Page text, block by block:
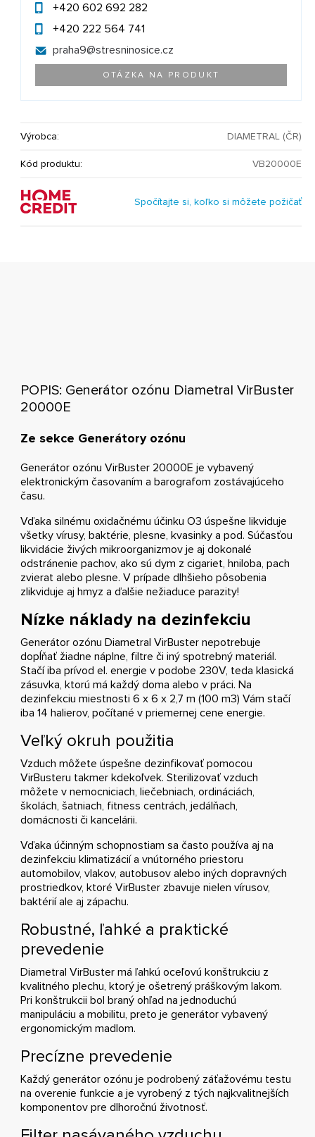
+420 602 692 282
+420 222 564 741
praha9@stresninosice.cz
OTÁZKA NA PRODUKT
Výrobca: DIAMETRAL (ČR)
Kód produktu: VB20000E
Spočítajte si, koľko si môžete požičať
POPIS: Generátor ozónu Diametral VirBuster
20000E
Ze sekce Generátory ozónu
Generátor ozónu VirBuster 20000E je vybavený
elektronickým časovaním a barografom zostávajúceho
času.
Vďaka silnému oxidačnému účinku O3 úspešne likviduje
všetky vírusy, baktérie, plesne, kvasinky a pod. Súčasťou
likvidácie živých mikroorganizmov je aj dokonalé
odstránenie pachov, ako sú dym z cigariet, hniloba, pach
zvierat alebo plesne. V prípade dlhšieho pôsobenia
zlikviduje aj hmyz a ďalšie nežiaduce parazity!
Nízke náklady na dezinfekciu
Generátor ozónu Diametral VirBuster nepotrebuje
dopĺňať žiadne náplne, filtre či iný spotrebný materiál.
Stačí iba prívod el. energie v podobe 230V, teda klasická
zásuvka, ktorú má každý doma alebo v práci. Na
dezinfekciu miestnosti 6 x 6 x 2,7 m (100 m3) Vám stačí
iba 14 halierov, počítané v priemernej cene energie.
Veľký okruh použitia
Vzduch môžete úspešne dezinfikovať pomocou
VirBusteru takmer kdekoľvek. Sterilizovať vzduch
môžete v nemocniciach, liečebniach, ordináciách,
školách, šatniach, fitness centrách, jedálňach,
domácnosti či kancelárii.
Vďaka účinným schopnostiam sa často používa aj na
dezinfekciu klimatizácií a vnútorného priestoru
automobilov, vlakov, autobusov alebo iných dopravných
prostriedkov, ktoré VirBuster zbavuje nielen vírusov,
baktérií ale aj zápachu.
Robustné, ľahké a praktické
prevedenie
Diametral VirBuster má ľahkú oceľovú konštrukciu z
kvalitného plechu, ktorý je ošetrený práškovým lakom.
Pri konštrukcii bol braný ohľad na jednoduchú
manipuláciu a mobilitu, preto je generátor vybavený
ergonomickým madlom.
Precízne prevedenie
Každý generátor ozónu je podrobený záťažovému testu
na overenie funkcie a je vyrobený z tých najkvalitnejších
komponentov pre dlhoročnú životnosť.